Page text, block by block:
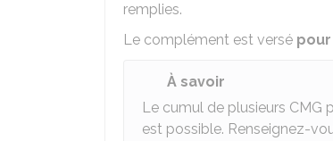
remplies.
Le complément est versé
À savoir
Le cumul de plusieurs CMG
est possible. Renseignez-